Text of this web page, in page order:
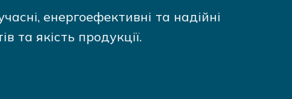
енергоефективні та надійні
та якість продукції.